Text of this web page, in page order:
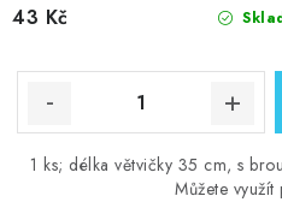
43 Kč
1 ks; délka větvičky 35 cm, s
Můžete využít